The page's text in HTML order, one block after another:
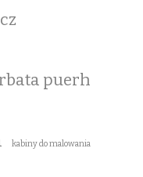
puerh
kabiny do malowania